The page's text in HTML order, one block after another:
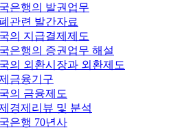
은행의 발권업무
관련 발간자료
의 지급결제제도
은행의 증권업무 해설
의 외환시장과 외환제도
금융기구
의 금융제도
경제리뷰 및 분석
은행 70년사